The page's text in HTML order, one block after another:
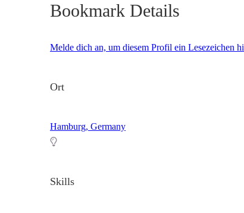
Bookmark Details
Melde dich an, um diesem Profil ein Lesezeichen
Ort
Hamburg, Germany
Skills